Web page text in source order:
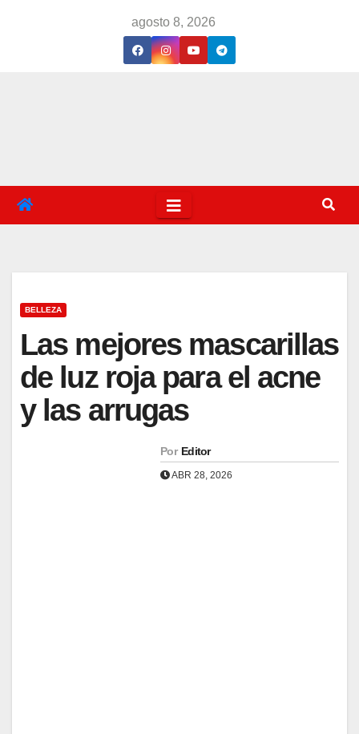
agosto 8, 2026
BELLEZA
Las mejores mascarillas
de luz roja para el acne
y las arrugas
Por Editor
ABR 28, 2026